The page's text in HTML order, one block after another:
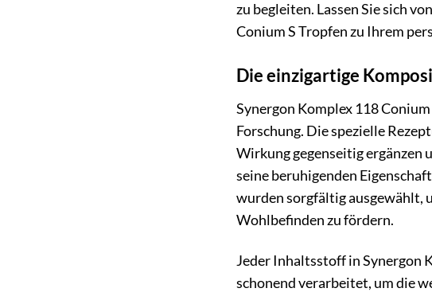
zu begleiten. Lassen Sie sich
Conium S Tropfen zu Ihrem
Die einzigartige
Synergon Komplex 118
Forschung. Die spezielle
Wirkung gegenseitig ergänzen
seine beruhigenden
wurden sorgfältig ausgewählt,
Wohlbefinden zu fördern.
Jeder Inhaltsstoff in Synergon
schonend verarbeitet, um die